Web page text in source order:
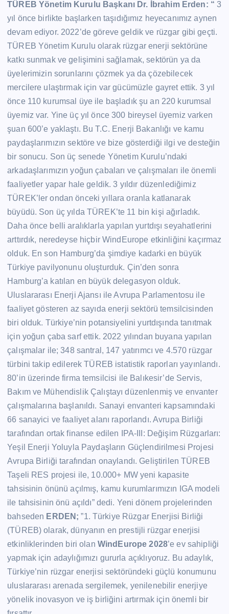
TÜREB Yönetim Kurulu Başkanı Dr. İbrahim Erden: “ 3
yıl önce birlikte başlarken taşıdığımız heyecanımız aynen
devam ediyor. 2022’de göreve geldik ve rüzgar gibi geçti.
TÜREB Yönetim Kurulu olarak rüzgar enerji sektörüne
katkı sunmak ve gelişimini sağlamak, sektörün ya da
üyelerimizin sorunlarını çözmek ya da çözebilecek
mercilere ulaştırmak için var gücümüzle gayret ettik. 3 yıl
önce 110 kurumsal üye ile başladık şu an 220 kurumsal
üyemiz var. Yine üç yıl önce 300 bireysel üyemiz varken
şuan 600’e yaklaştı. Bu T.C. Enerji Bakanlığı ve kamu
paydaşlarımızın sektöre ve bize gösterdiği ilgi ve desteğin
bir sonucu. Son üç senede Yönetim Kurulu’ndaki
arkadaşlarımızın yoğun çabaları ve çalışmaları ile önemli
faaliyetler yapar hale geldik. 3 yıldır düzenlediğimiz
TÜREK’ler ondan önceki yıllara oranla katlanarak
büyüdü. Son üç yılda TÜREK’te 11 bin kişi ağırladık.
Daha önce belli aralıklarla yapılan yurtdışı seyahatlerini
arttırdık, neredeyse hiçbir WindEurope etkinliğini kaçırmaz
olduk. En son Hamburg’da şimdiye kadarki en büyük
Türkiye pavilyonunu oluşturduk. Çin’den sonra
Hamburg’a katılan en büyük delegasyon olduk.
Uluslararası Enerji Ajansı ile Avrupa Parlamentosu ile
faaliyet gösteren az sayıda enerji sektörü temsilcisinden
biri olduk. Türkiye’nin potansiyelini yurtdışında tanıtmak
için yoğun çaba sarf ettik. 2022 yılından buyana yapılan
çalışmalar ile; 348 santral, 147 yatırımcı ve 4.570 rüzgar
türbini takip edilerek TÜREB istatistik raporları yayınlandı.
80’in üzerinde firma temsilcisi ile Balıkesir’de Servis,
Bakım ve Mühendislik Çalıştayı düzenlenmiş ve envanter
çalışmalarına başlanıldı. Sanayi envanteri kapsamındaki
66 sanayici ve faaliyet alanı raporlandı. Avrupa Birliği
tarafından ortak finanse edilen IPA-III: Değişim Rüzgarları:
Yeşil Enerji Yoluyla Paydaşların Güçlendirilmesi Projesi
Avrupa Birliği tarafından onaylandı. Geliştirilen TÜREB
Taşeli RES projesi ile, 10.000+ MW yeni kapasite
tahsisinin önünü açılmış, kamu kurumlarımızın IGA modeli
ile tahsisinin önü açıldı” dedi. Yeni dönem projelerinden
bahseden ERDEN; ”1. Türkiye Rüzgar Enerjisi Birliği
(TÜREB) olarak, dünyanın en prestijli rüzgar enerjisi
etkinliklerinden biri olan WindEurope 2028’e ev sahipliği
yapmak için adaylığımızı gururla açıklıyoruz. Bu adaylık,
Türkiye’nin rüzgar enerjisi sektöründeki güçlü konumunu
uluslararası arenada sergilemek, yenilenebilir enerjiye
yönelik inovasyon ve iş birliğini artırmak için önemli bir